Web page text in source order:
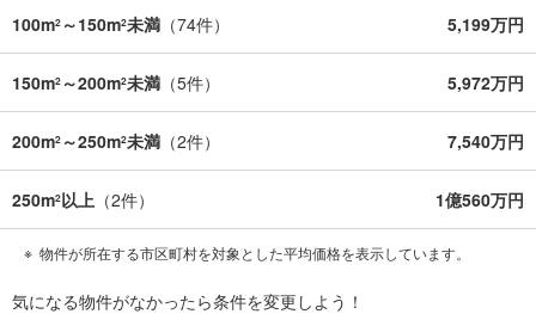
100m2 ～150m2未満 （74件） 5,199万円
150m2 ～200m2未満 （5件） 5,972万円
200m2 ～250m2未満 （2件） 7,540万円
250m2以上 （2件） 1億560万円
物件が所在する市区町村を対象とした平均価格を表示しています。
気になる物件がなかったら条件を変更しよう！